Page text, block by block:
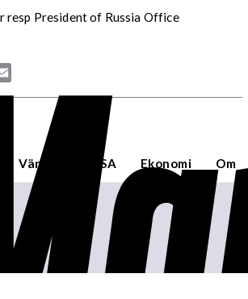
resp President of Russia Office
Världen USA Ekonomi Om